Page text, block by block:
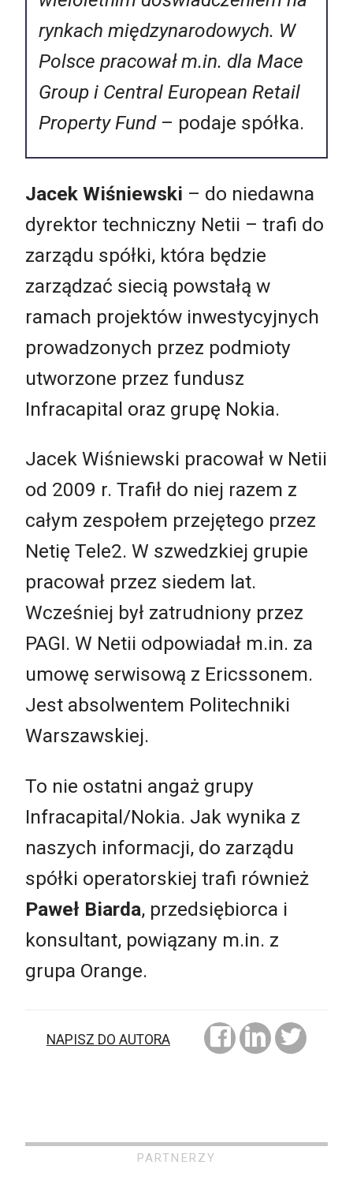
rynkach międzynarodowych. W
Polsce pracował m.in. dla Mace
Group i Central European Retail
Property Fund– podaje spółka.
Jacek Wiśniewski – do niedawna
dyrektor techniczny Netii – trafi do
zarządu spółki, która będzie
zarządzać siecią powstałą w
ramach projektów inwestycyjnych
prowadzonych przez podmioty
utworzone przez fundusz
Infracapital oraz grupę Nokia.
Jacek Wiśniewski pracował w Netii
od 2009 r. Trafił do niej razem z
całym zespołem przejętego przez
Netię Tele2. W szwedzkiej grupie
pracował przez siedem lat.
Wcześniej był zatrudniony przez
PAGI. W Netii odpowiadał m.in. za
umowę serwisową z Ericssonem.
Jest absolwentem Politechniki
Warszawskiej.
To nie ostatni angaż grupy
Infracapital/Nokia. Jak wynika z
naszych informacji, do zarządu
spółki operatorskiej trafi również
Paweł Biarda, przedsiębiorca i
konsultant, powiązany m.in. z
grupa Orange.
NAPISZ DO AUTORA
PARTNERZY